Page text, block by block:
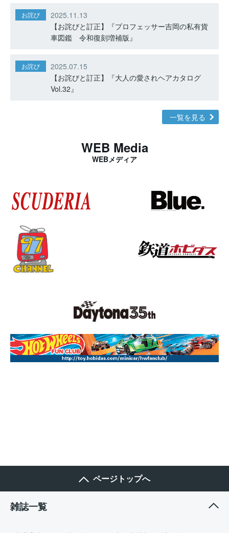
お詫び
2025.11.13
【お詫びと訂正】『プロフェッサー吉岡の私有貨
車図鑑 令和復刻増補版』
お詫び
2025.07.15
【お詫びと訂正】『大人の愛されヘアカタログ
Vol.32』
一覧を見る
WEB Media
WEBメディア
ページトップへ
雑誌一覧